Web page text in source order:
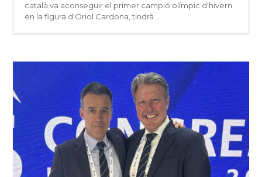
català va aconseguir el primer campió olímpic d'hivern
en la figura d'Oriol Cardona, tindrà...